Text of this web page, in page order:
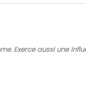
Exerce aussi une